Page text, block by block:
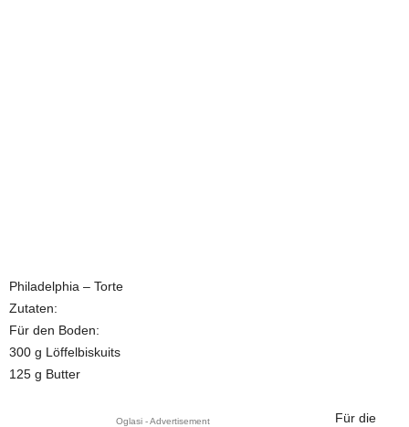
Philadelphia – Torte
Zutaten:
Für den Boden:
300 g Löffelbiskuits
125 g Butter
Oglasi - Advertisement
Für die